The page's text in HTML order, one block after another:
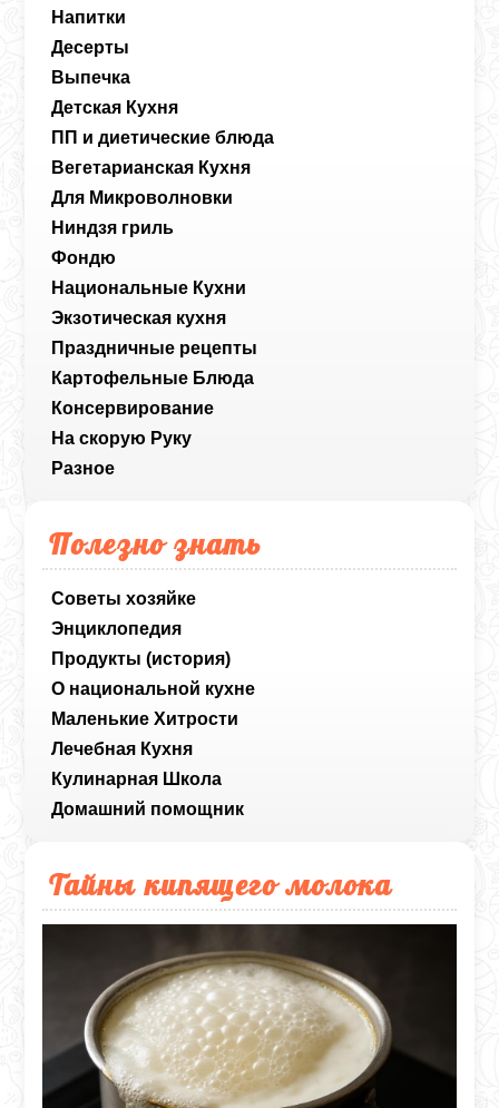
Напитки
Десерты
Выпечка
Детская Кухня
ПП и диетические блюда
Вегетарианская Кухня
Для Микроволновки
Ниндзя гриль
Фондю
Национальные Кухни
Экзотическая кухня
Праздничные рецепты
Картофельные Блюда
Консервирование
На скорую Руку
Разное
Полезно знать
Советы хозяйке
Энциклопедия
Продукты (история)
О национальной кухне
Маленькие Хитрости
Лечебная Кухня
Кулинарная Школа
Домашний помощник
Тайны кипящего молока